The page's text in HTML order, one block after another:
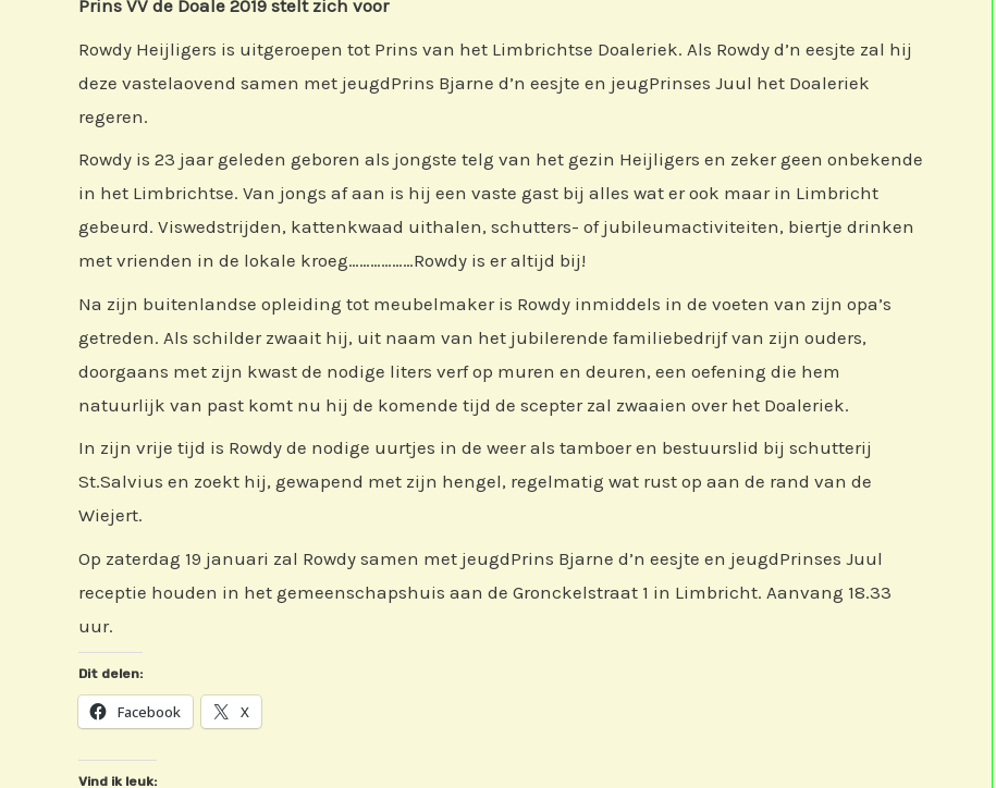
Prins VV de Doale 2019 stelt zich voor
Rowdy Heijligers is uitgeroepen tot Prins van het Limbrichtse Doaleriek. Als Rowdy d’n eesjte zal hij
deze vastelaovend samen met jeugdPrins Bjarne d’n eesjte en jeugPrinses Juul het Doaleriek
regeren.
Rowdy is 23 jaar geleden geboren als jongste telg van het gezin Heijligers en zeker geen onbekende
in het Limbrichtse. Van jongs af aan is hij een vaste gast bij alles wat er ook maar in Limbricht
gebeurd. Viswedstrijden, kattenkwaad uithalen, schutters- of jubileumactiviteiten, biertje drinken
met vrienden in de lokale kroeg………………Rowdy is er altijd bij!
Na zijn buitenlandse opleiding tot meubelmaker is Rowdy inmiddels in de voeten van zijn opa’s
getreden. Als schilder zwaait hij, uit naam van het jubilerende familiebedrijf van zijn ouders,
doorgaans met zijn kwast de nodige liters verf op muren en deuren, een oefening die hem
natuurlijk van past komt nu hij de komende tijd de scepter zal zwaaien over het Doaleriek.
In zijn vrije tijd is Rowdy de nodige uurtjes in de weer als tamboer en bestuurslid bij schutterij
St.Salvius en zoekt hij, gewapend met zijn hengel, regelmatig wat rust op aan de rand van de
Wiejert.
Op zaterdag 19 januari zal Rowdy samen met jeugdPrins Bjarne d’n eesjte en jeugdPrinses Juul
receptie houden in het gemeenschapshuis aan de Gronckelstraat 1 in Limbricht. Aanvang 18.33
uur.
Dit delen:
Facebook X
Vind ik leuk: